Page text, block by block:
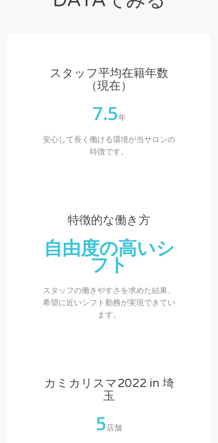
スタッフ平均在籍年数
（現在）
7.5年
安心して長く働ける環境が当サロンの
特徴です。
特徴的な働き方
自由度の高いシ
フト
スタッフの働きやすさを求めた結果、
希望に近いシフト勤務が実現できてい
ます。
カミカリスマ2022 in 埼
玉
5店舗